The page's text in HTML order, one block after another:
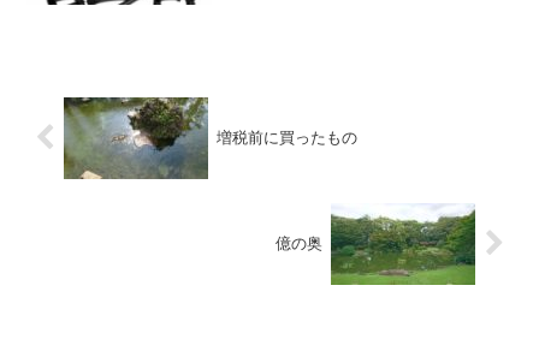
増税前に買ったもの
億の奥